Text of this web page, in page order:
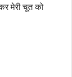
मेरी चूत को